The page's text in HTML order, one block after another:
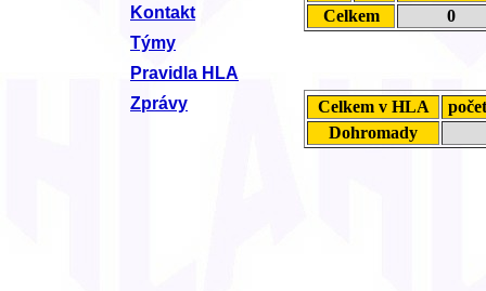
Kontakt
Týmy
Pravidla HLA
Zprávy
Celkem
0
Celkem v HLA
Dohromady